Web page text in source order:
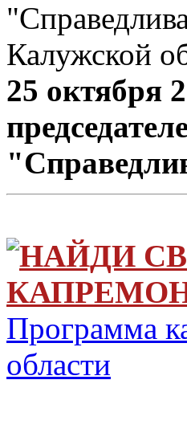
Калужской
25 октября
НАЙДИ
Программа
области